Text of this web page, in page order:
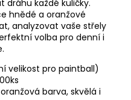
dráhu každé kuličky.
hnědé a oranžové
analyzovat vaše střely
volba pro denní i
velikost pro paintball)
barva, skvělá i